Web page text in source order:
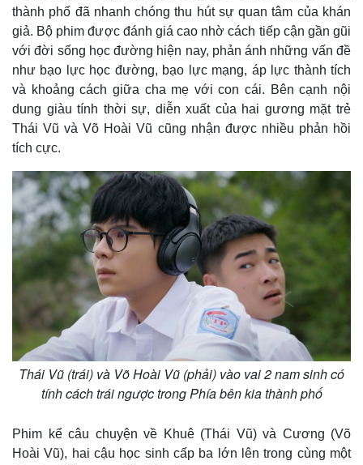
thành phố đã nhanh chóng thu hút sự quan tâm của khán
giả. Bộ phim được đánh giá cao nhờ cách tiếp cận gần gũi
với đời sống học đường hiện nay, phản ánh những vấn đề
như bạo lực học đường, bạo lực mạng, áp lực thành tích
và khoảng cách giữa cha mẹ với con cái. Bên cạnh nội
dung giàu tính thời sự, diễn xuất của hai gương mặt trẻ
Thái Vũ và Võ Hoài Vũ cũng nhận được nhiều phản hồi
tích cực.
Thái Vũ (trái) và Võ Hoài Vũ (phải) vào vai 2 nam sinh có
tính cách trái ngược trong Phía bên kia thành phố
Phim kể câu chuyện về Khuê (Thái Vũ) và Cương (Võ
Hoài Vũ), hai cậu học sinh cấp ba lớn lên trong cùng một